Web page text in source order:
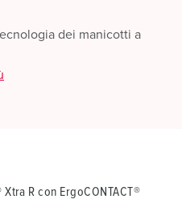
dei manicotti a
R con ErgoCONTACT®